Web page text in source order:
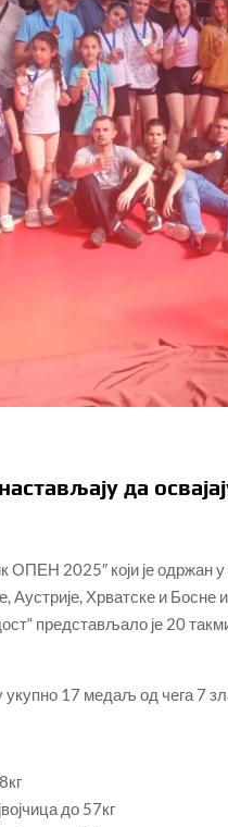
да
2025″ који је одржан у
Аустрије, Хрватске и
представљало је 20
укупно 17 медаљ од чега 7
до 57кг